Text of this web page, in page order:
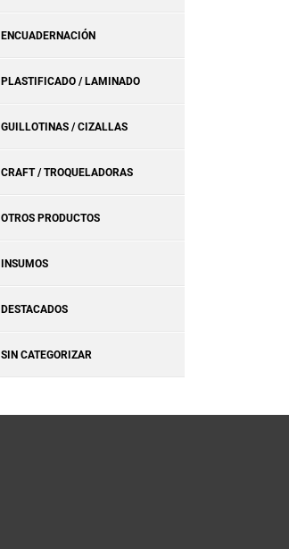
ENCUADERNACIÓN
PLASTIFICADO / LAMINADO
GUILLOTINAS / CIZALLAS
CRAFT / TROQUELADORAS
OTROS PRODUCTOS
INSUMOS
DESTACADOS
SIN CATEGORIZAR